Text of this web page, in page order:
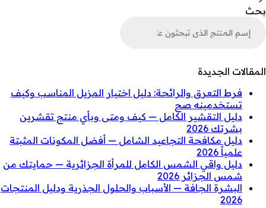
بحث
المقالات الجديدة
فرط التعرق والرائحة: دليل اختيار المزيل المناسب وكيف
تستخدمينه صح
دليل التقشير الكامل — كيف ومتى وبأي منتج تقشرين
بشرتك 2026
دليل مكافحة التجاعيد الشامل — أفضل المكونات المثبتة
علمياً 2026
دليل واقي الشمس الكامل للمرأة الجزائرية — حمايتك من
شمس الجزائر 2026
البشرة الجافة — الأسباب والحلول الجذرية ودليل المنتجات
2026